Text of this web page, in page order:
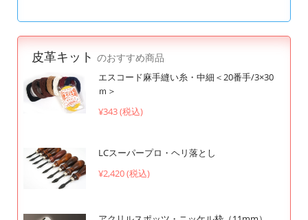
皮革キット のおすすめ商品
エスコード麻手縫い糸・中細＜20番手/3×30
ｍ＞
¥343 (税込)
LCスーパープロ・ヘリ落とし
¥2,420 (税込)